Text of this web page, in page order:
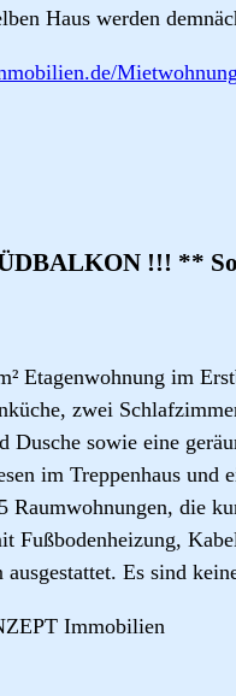
Haus werden
!!! ** So
Etagenwohnung im
zwei
Dusche sowie eine
im Treppenhaus und
Raumwohnungen, die
Fußbodenheizung,
Es sind
Immobilien